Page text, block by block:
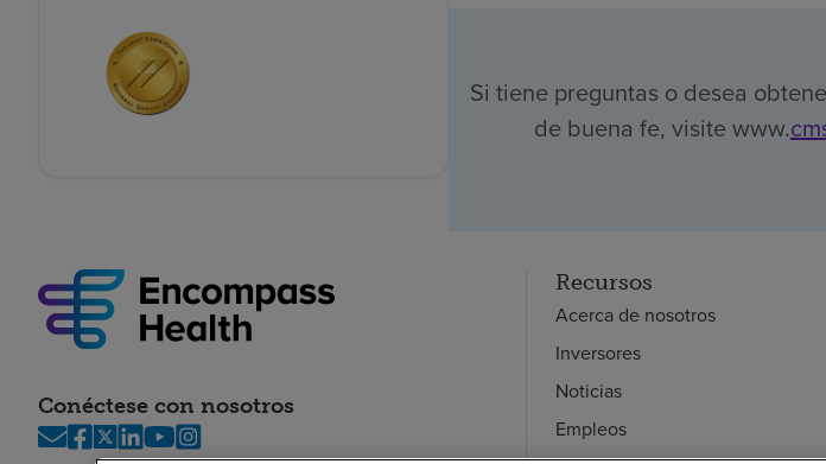
Si tiene preguntas o desea
de buena fe, visite www.
Conéctese con nosotros
Recursos
Acerca de nosotros
Inversores
Noticias
Empleos